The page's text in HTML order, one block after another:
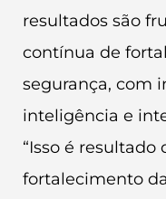
resultados são
contínua de
segurança, com
inteligência e
“Isso é
fortalecimento